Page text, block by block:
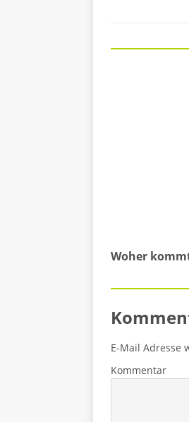
Woher
E-Mail Adresse
Kommentar